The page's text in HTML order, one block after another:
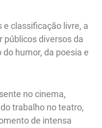
classificação livre, a
públicos diversos da
humor, da poesia e
no cinema,
trabalho no teatro,
de intensa